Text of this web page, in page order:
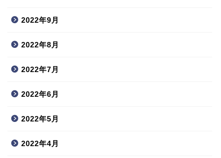
2022年9月
2022年8月
2022年7月
2022年6月
2022年5月
2022年4月